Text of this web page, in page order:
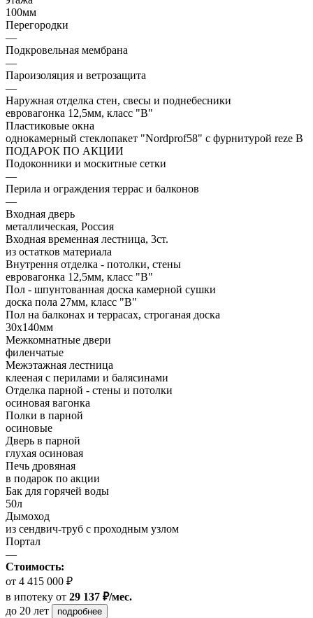
100мм
Перегородки
—
Подкровельная мембрана
—
Пароизоляция и ветрозащита
—
Наружная отделка стен, свесы и поднебесники
евровагонка 12,5мм, класс "В"
Пластиковые окна
однокамерный стеклопакет "Nordprof58" с фурнитурой reze В
ПОДАРОК ПО АКЦИИ
Подоконники и москитные сетки
—
Перила и ограждения террас и балконов
—
Входная дверь
металлическая, Россия
Входная временная лестница, 3ст.
из остатков материала
Внутрення отделка - потолки, стены
евровагонка 12,5мм, класс "В"
Пол - шпунтованная доска камерной сушки
доска пола 27мм, класс "B"
Пол на балконах и террасах, строганая доска
30x140мм
Межкомнатные двери
филенчатые
Межэтажная лестница
клееная с перилами и балясинами
Отделка парной - стены и потолки
осиновая вагонка
Полки в парной
осиновые
Дверь в парной
глухая осиновая
Печь дровяная
в подарок по акции
Бак для горячей воды
50л
Дымоход
из сендвич-труб с проходным узлом
Портал
—
Стоимость:
от 4 415 000 ₽
в ипотеку от 29 137 ₽/мес.
до 20 лет
подробнее